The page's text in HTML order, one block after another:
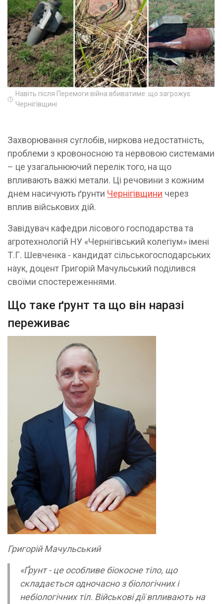
Навіть після Перемоги війна вбиватиме: що загрожує
Чернігівщині
Захворювання суглобів, ниркова недостатність,
проблеми з кровоносною та нервовою системами
– це узагальнюючий перелік того, на що
впливають важкі метали. Ці речовини з кожним
днем насичують ґрунти Чернігівщини через
вплив військових дій.
Завідувач кафедри лісового господарства та
агротехнологій НУ «Чернігівський колегіум» імені
Т.Г. Шевченка - кандидат сільськогосподарських
наук, доцент Григорій Мачульський поділився
своїми спостереженнями.
Що таке ґрунт та що він наразі
переживає
Григорій Мачульський
«Ґрунт - це особливе біокосне тіло, що
складається одночасно з біологічних і
небіологічних тіл. Військові дії впливають на